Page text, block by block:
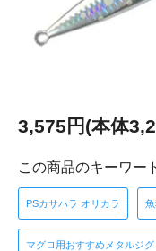
3,575円(本体
この商品のキーワー
PSカサハラ オリカラ
マグロ用おすすめメタルジグ